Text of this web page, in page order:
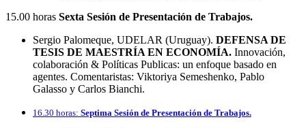
15.00 horas Sexta Sesión de Presentación de Trabajos.
Sergio Palomeque, UDELAR (Uruguay). DEFENSA DE
TESIS DE MAESTRÍA EN ECONOMÍA. Innovación,
colaboración & Políticas Publicas: un enfoque basado en
agentes. Comentaristas: Viktoriya Semeshenko, Pablo
Galasso y Carlos Bianchi.
16.30 horas: Septima Sesión de Presentación de Trabajos.